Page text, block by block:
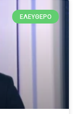
ΕΛΕΎΘΕΡΟ